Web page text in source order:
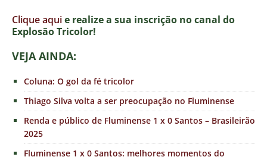
Clique aquie realize a sua inscrição no canal do
Explosão Tricolor!
VEJA AINDA:
Coluna: O gol da fé tricolor
Thiago Silva volta a ser preocupação no Fluminense
Renda e público de Fluminense 1 x 0 Santos – Brasileirão
2025
Fluminense 1 x 0 Santos: melhores momentos do